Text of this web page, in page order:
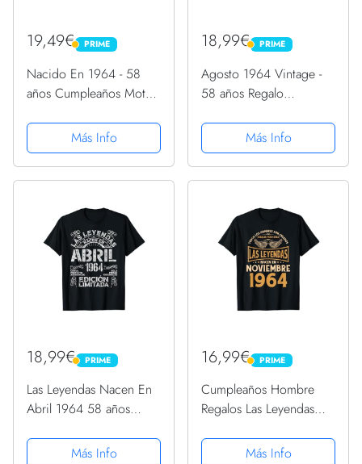
19,49€ PRIME
PRIME
Nacido En 1964 - 58
años Cumpleaños Moto
CamisetaMás Info
18,99€ PRIME
PRIME
Agosto 1964 Vintage -
58 años Regalo
CamisetaMás Info
18,99€ PRIME
PRIME
Las Leyendas Nacen En
Abril 1964 58 años
Más Info
16,99€ PRIME
PRIME
Cumpleaños Hombre
Regalos Las Leyendas
CamisetaMás Info